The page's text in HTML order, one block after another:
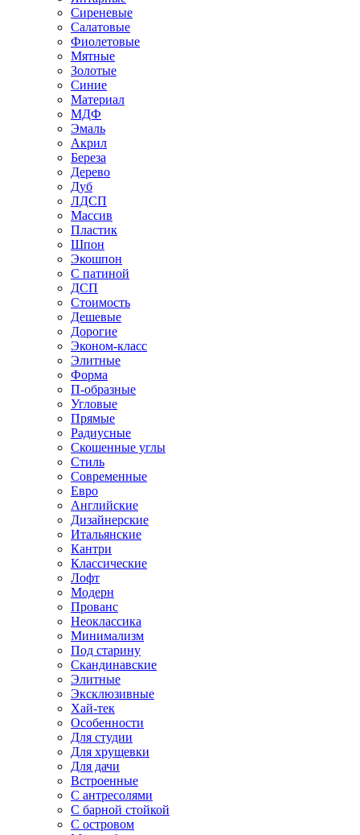
Сиреневые
Салатовые
Фиолетовые
Мятные
Золотые
Синие
Материал
МДФ
Эмаль
Акрил
Береза
Дерево
Дуб
ЛДСП
Массив
Пластик
Шпон
Экошпон
С патиной
ДСП
Стоимость
Дешевые
Дорогие
Эконом-класс
Элитные
Форма
П-образные
Угловые
Прямые
Радиусные
Скошенные углы
Стиль
Современные
Евро
Английские
Дизайнерские
Итальянские
Кантри
Классические
Лофт
Модерн
Прованс
Неоклассика
Минимализм
Под старину
Скандинавские
Элитные
Эксклюзивные
Хай-тек
Особенности
Для студии
Для хрущевки
Для дачи
Встроенные
С антресолями
С барной стойкой
С островом